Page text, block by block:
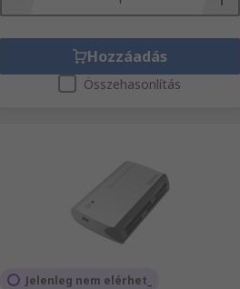
Hozzáadás
Összehasonlítás
Jelenleg nem elérhet_